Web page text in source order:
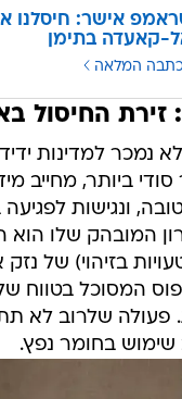
אישר: חיסלנו
קאעדה בתימן
המלאה
זירת החיסול
נמכר למדינות
ביותר, מחייב
ונגישות
המובהק שלו הוא
בזיהוי) של
המסוכל בטווח
פעולה שלרוב לא
שימוש בחומר נפץ.